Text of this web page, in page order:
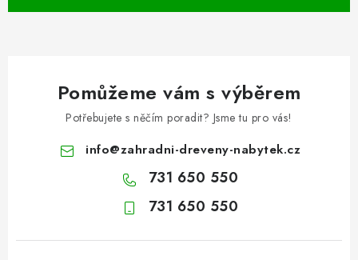
Pomůžeme vám s výběrem
Potřebujete s něčím poradit? Jsme tu pro vás!
info@zahradni-dreveny-nabytek.cz
731 650 550
731 650 550